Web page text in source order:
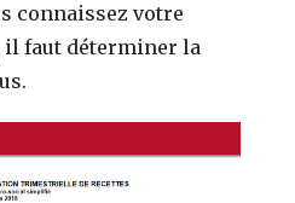
connaissez votre
il faut déterminer la